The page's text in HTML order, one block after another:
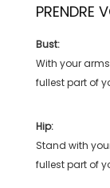
PRENDRE
Bust:
With your
fullest part of
Hip:
Stand with
fullest part of